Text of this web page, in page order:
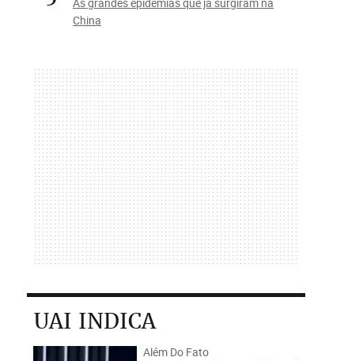
China
UAI INDICA
Além Do Fato